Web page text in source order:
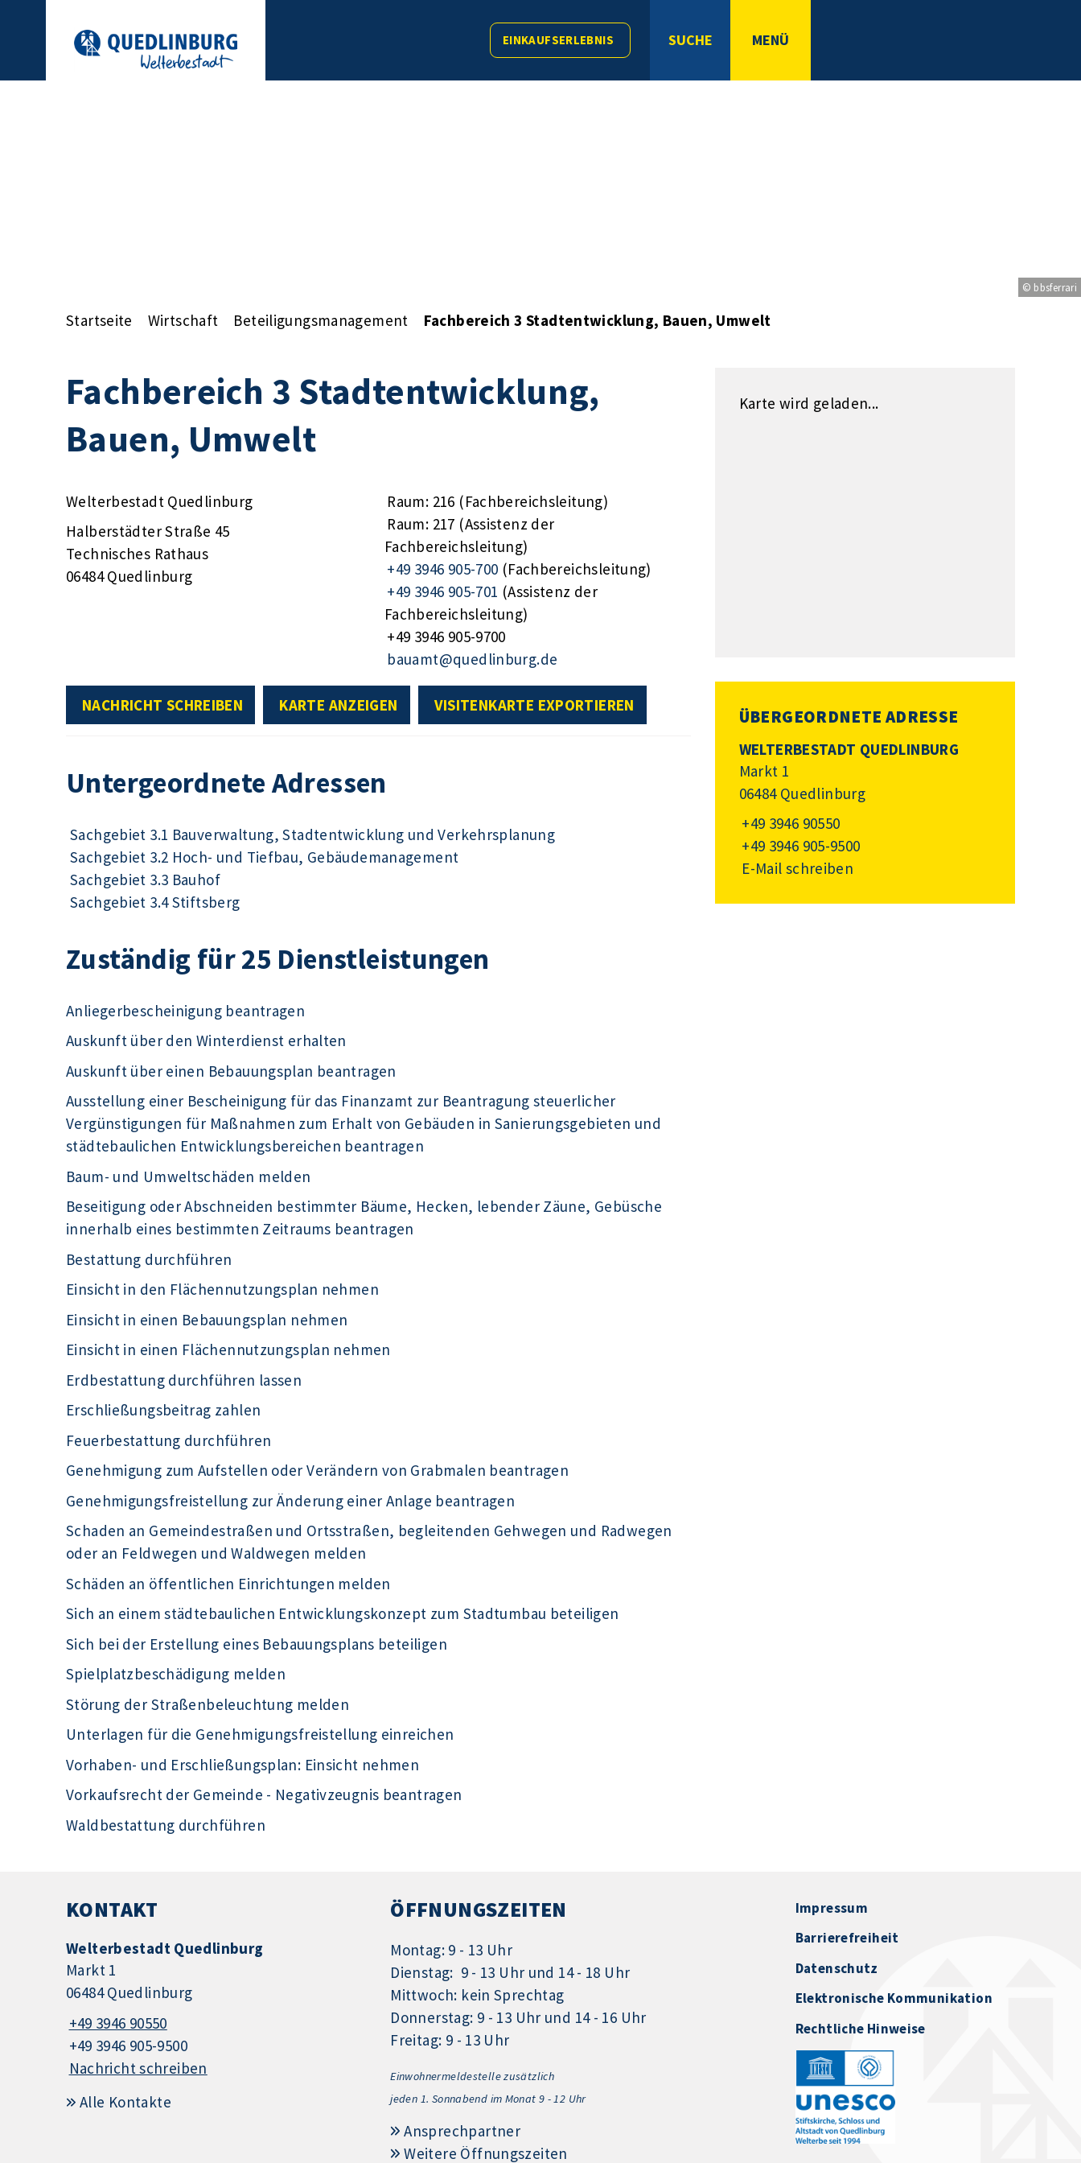
EINKAUFSERLEBNIS SUCHE MENÜ
© bbsferrari
Startseite Wirtschaft Beteiligungsmanagement Fachbereich 3 Stadtentwicklung, Bauen, Umwelt
Fachbereich 3 Stadtentwicklung,
Bauen, Umwelt
Welterbestadt Quedlinburg
Halberstädter Straße 45
Technisches Rathaus
06484 Quedlinburg
Raum: 216 (Fachbereichsleitung)
Raum: 217 (Assistenz der
Fachbereichsleitung)
+49 3946 905-700 (Fachbereichsleitung)
+49 3946 905-701 (Assistenz der
Fachbereichsleitung)
+49 3946 905-9700
bauamt@quedlinburg.de
NACHRICHT SCHREIBEN KARTE ANZEIGEN VISITENKARTE EXPORTIEREN
Untergeordnete Adressen
Sachgebiet 3.1 Bauverwaltung, Stadtentwicklung und Verkehrsplanung
Sachgebiet 3.2 Hoch- und Tiefbau, Gebäudemanagement
Sachgebiet 3.3 Bauhof
Sachgebiet 3.4 Stiftsberg
Zuständig für 25 Dienstleistungen
Anliegerbescheinigung beantragen
Auskunft über den Winterdienst erhalten
Auskunft über einen Bebauungsplan beantragen
Ausstellung einer Bescheinigung für das Finanzamt zur Beantragung steuerlicher
Vergünstigungen für Maßnahmen zum Erhalt von Gebäuden in Sanierungsgebieten und
städtebaulichen Entwicklungsbereichen beantragen
Baum- und Umweltschäden melden
Beseitigung oder Abschneiden bestimmter Bäume, Hecken, lebender Zäune, Gebüsche
innerhalb eines bestimmten Zeitraums beantragen
Bestattung durchführen
Einsicht in den Flächennutzungsplan nehmen
Einsicht in einen Bebauungsplan nehmen
Einsicht in einen Flächennutzungsplan nehmen
Erdbestattung durchführen lassen
Erschließungsbeitrag zahlen
Feuerbestattung durchführen
Genehmigung zum Aufstellen oder Verändern von Grabmalen beantragen
Genehmigungsfreistellung zur Änderung einer Anlage beantragen
Schaden an Gemeindestraßen und Ortsstraßen, begleitenden Gehwegen und Radwegen
oder an Feldwegen und Waldwegen melden
Schäden an öffentlichen Einrichtungen melden
Sich an einem städtebaulichen Entwicklungskonzept zum Stadtumbau beteiligen
Sich bei der Erstellung eines Bebauungsplans beteiligen
Spielplatzbeschädigung melden
Störung der Straßenbeleuchtung melden
Unterlagen für die Genehmigungsfreistellung einreichen
Vorhaben- und Erschließungsplan: Einsicht nehmen
Vorkaufsrecht der Gemeinde - Negativzeugnis beantragen
Waldbestattung durchführen
Karte wird geladen...
ÜBERGEORDNETE ADRESSE
WELTERBESTADT QUEDLINBURG
Markt 1
06484 Quedlinburg
+49 3946 90550
+49 3946 905-9500
E-Mail schreiben
KONTAKT
Welterbestadt Quedlinburg
Markt 1
06484 Quedlinburg
+49 3946 90550
+49 3946 905-9500
Nachricht schreiben
Alle Kontakte
ÖFFNUNGSZEITEN
Montag: 9 - 13 Uhr
Dienstag: 9 - 13 Uhr und 14 - 18 Uhr
Mittwoch: kein Sprechtag
Donnerstag: 9 - 13 Uhr und 14 - 16 Uhr
Freitag: 9 - 13 Uhr
Einwohnermeldestelle zusätzlich
jeden 1. Sonnabend im Monat 9 - 12 Uhr
Ansprechpartner
Weitere Öffnungszeiten
Impressum
Barrierefreiheit
Datenschutz
Elektronische Kommunikation
Rechtliche Hinweise